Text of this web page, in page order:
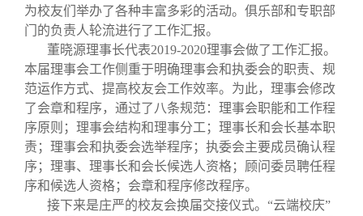
为校友们举办了各种丰富多彩的活动。俱乐部和专职部
门的负责人轮流进行了工作汇报。
董晓源理事长代表2019-2020理事会做了工作汇报。
本届理事会工作侧重于明确理事会和执委会的职责、规
范运作方式、提高校友会工作效率。为此，理事会修改
了会章和程序，通过了八条规范：理事会职能和工作程
序原则；理事会结构和理事分工；理事长和会长基本职
责；理事会和执委会选举程序；执委会主要成员确认程
序；理事、理事长和会长候选人资格；顾问委员聘任程
序和候选人资格；会章和程序修改程序。
接下来是庄严的校友会换届交接仪式。“云端校庆”